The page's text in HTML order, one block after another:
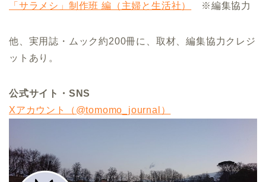
「サラメシ」制作班 編（主婦と生活社）
※編集協力
他、実用誌・ムック約200冊に、取材、編集協力クレジ
ットあり。
公式サイト・SNS
Xアカウント（@tomomo_journal）